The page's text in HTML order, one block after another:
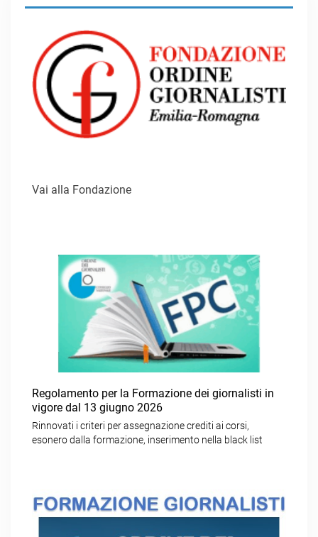
Vai alla Fondazione
Regolamento per la Formazione dei giornalisti in
vigore dal 13 giugno 2026
Rinnovati i criteri per assegnazione crediti ai corsi,
esonero dalla formazione, inserimento nella black list